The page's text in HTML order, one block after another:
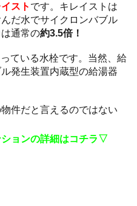
スト です。キレイストは
だ水でサイクロンバブル
通常の約3.5倍！
ている水栓です。当然、給
発生装置内蔵型の給湯器
件だと言えるのではない
ョンの詳細はコチラ▽